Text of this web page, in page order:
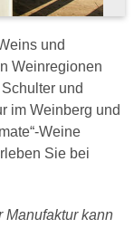
und
Weinregionen
und
im Weinberg und
Weine
Sie bei
Manufaktur kann